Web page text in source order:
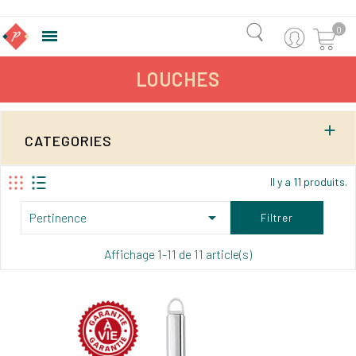
 0
LOUCHES
CATEGORIES

Il y a 11 produits.
Pertinence  Filtrer
Affichage 1-11 de 11 article(s)